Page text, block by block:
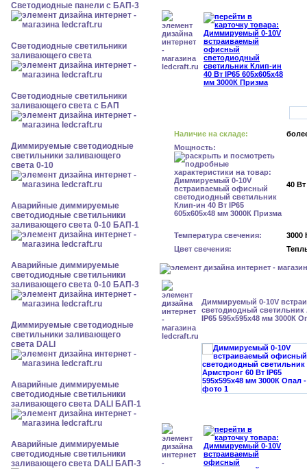
Cветодиодные панели с БАП-3
Светодиодные светильники
заливающего света
Светодиодные светильники
заливающего света с БАП
Диммируемые светодиодные
светильники заливающего
света 0-10
Аварийные диммируемые
светодиодные светильники
заливающего света 0-10 БАП-1
Аварийные диммируемые
светодиодные светильники
заливающего света 0-10 БАП-3
Диммируемые светодиодные
светильники заливающего
света DALI
Аварийные диммируемые
светодиодные светильники
заливающего света DALI БАП-1
Аварийные диммируемые
светодиодные светильники
заливающего света DALI БАП-3
Наличие на складе:
Мощность:
40 Вт
Температура свечения:
3000
Цвет свечения:
Диммируемый 0-10V
светодиодный светильник
IP65 595x595x48 мм 3000К